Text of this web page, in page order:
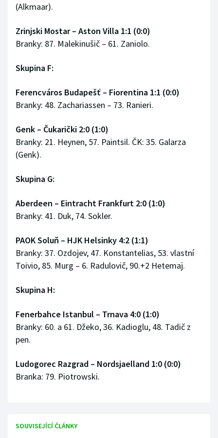
(Alkmaar).
Zrinjski Mostar– Aston Villa 1:1 (0:0)
Branky: 87. Malekinušič – 61. Zaniolo.
Skupina F:
Ferencváros Budapešť – Fiorentina 1:1 (0:0)
Branky: 48. Zachariassen – 73. Ranieri.
Genk – Čukarički 2:0 (1:0)
Branky: 21. Heynen, 57. Paintsil. ČK: 35. Galarza
(Genk).
Skupina G:
Aberdeen – Eintracht Frankfurt 2:0 (1:0)
Branky: 41. Duk, 74. Sokler.
PAOK Soluň – HJK Helsinky 4:2 (1:1)
Branky: 37. Ozdojev, 47. Konstantelias, 53. vlastní
Toivio, 85. Murg – 6. Radulovič, 90.+2 Hetemaj.
Skupina H:
Fenerbahce Istanbul – Trnava 4:0 (1:0)
Branky: 60. a 61. Džeko, 36. Kadioglu, 48. Tadič z
pen.
Ludogorec Razgrad – Nordsjaelland 1:0 (0:0)
Branka: 79. Piotrowski.
SOUVISEJÍCÍ ČLÁNKY